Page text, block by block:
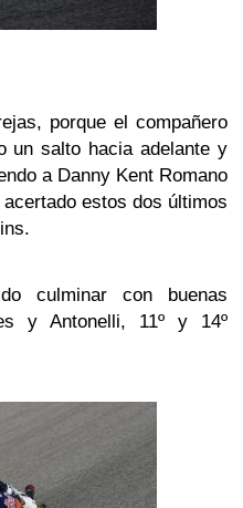
porque el compañero
un salto hacia adelante y
a Danny Kent Romano
estos dos últimos
culminar con buenas
y Antonelli, 11º y 14º